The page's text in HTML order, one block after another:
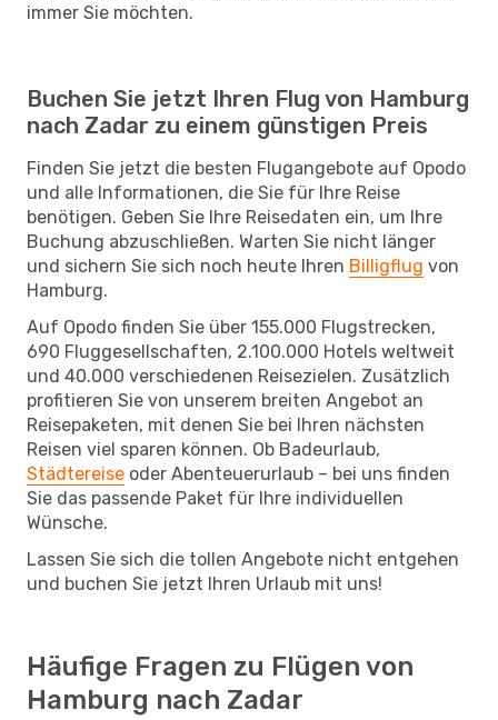
immer Sie möchten.
Buchen Sie jetzt Ihren Flug von Hamburg
nach Zadar zu einem günstigen Preis
Finden Sie jetzt die besten Flugangebote auf Opodo
und alle Informationen, die Sie für Ihre Reise
benötigen. Geben Sie Ihre Reisedaten ein, um Ihre
Buchung abzuschließen. Warten Sie nicht länger
und sichern Sie sich noch heute Ihren Billigflug von
Hamburg.
Auf Opodo finden Sie über 155.000 Flugstrecken,
690 Fluggesellschaften, 2.100.000 Hotels weltweit
und 40.000 verschiedenen Reisezielen. Zusätzlich
profitieren Sie von unserem breiten Angebot an
Reisepaketen, mit denen Sie bei Ihren nächsten
Reisen viel sparen können. Ob Badeurlaub,
Städtereise oder Abenteuerurlaub – bei uns finden
Sie das passende Paket für Ihre individuellen
Wünsche.
Lassen Sie sich die tollen Angebote nicht entgehen
und buchen Sie jetzt Ihren Urlaub mit uns!
Häufige Fragen zu Flügen von
Hamburg nach Zadar